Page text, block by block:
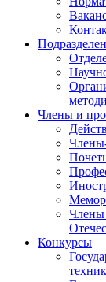
Члены и
Члены
Конкурсы